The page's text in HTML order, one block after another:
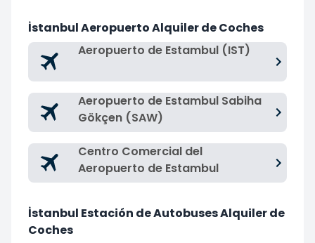
İstanbul Aeropuerto Alquiler de Coches
Aeropuerto de Estambul (IST)
Aeropuerto de Estambul Sabiha
Gökçen (SAW)
Centro Comercial del
Aeropuerto de Estambul
İstanbul Estación de Autobuses Alquiler de
Coches